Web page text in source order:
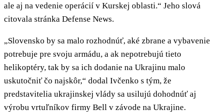
ale aj na vedenie operácií v Kurskej oblasti.“ Jeho slová
citovala stránka Defense News.
„Slovensko by sa malo rozhodnúť, aké zbrane a vybavenie
potrebuje pre svoju armádu, a ak nepotrebujú tieto
helikoptéry, tak by sa ich dodanie na Ukrajinu malo
uskutočniť čo najskôr,“ dodal Ivčenko s tým, že
predstavitelia ukrajinskej vlády sa usilujú dohodnúť aj
výrobu vrtuľníkov firmy Bell v závode na Ukrajine.